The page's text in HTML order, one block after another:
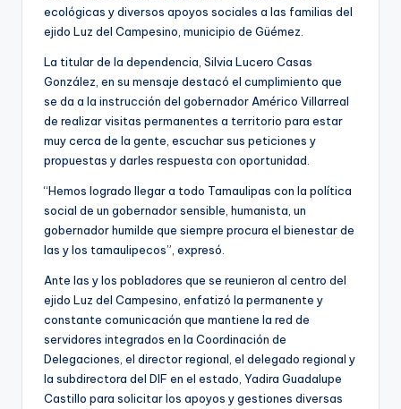
ecológicas y diversos apoyos sociales a las familias del
ejido Luz del Campesino, municipio de Güémez.
La titular de la dependencia, Silvia Lucero Casas
González, en su mensaje destacó el cumplimiento que
se da a la instrucción del gobernador Américo Villarreal
de realizar visitas permanentes a territorio para estar
muy cerca de la gente, escuchar sus peticiones y
propuestas y darles respuesta con oportunidad.
“Hemos logrado llegar a todo Tamaulipas con la política
social de un gobernador sensible, humanista, un
gobernador humilde que siempre procura el bienestar de
las y los tamaulipecos”, expresó.
Ante las y los pobladores que se reunieron al centro del
ejido Luz del Campesino, enfatizó la permanente y
constante comunicación que mantiene la red de
servidores integrados en la Coordinación de
Delegaciones, el director regional, el delegado regional y
la subdirectora del DIF en el estado, Yadira Guadalupe
Castillo para solicitar los apoyos y gestiones diversas